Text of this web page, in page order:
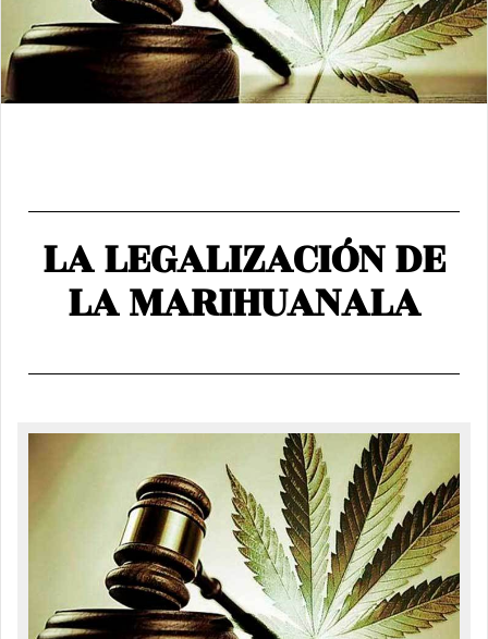
LA LEGALIZACIÓN DE
LA MARIHUANALA